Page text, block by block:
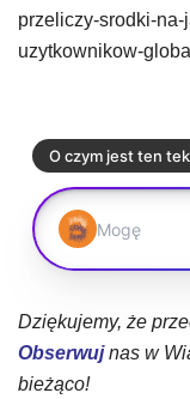
przeliczy-srodki-
uzytkownikow-
Dziękujemy, że
Obserwujnas w
bieżąco!